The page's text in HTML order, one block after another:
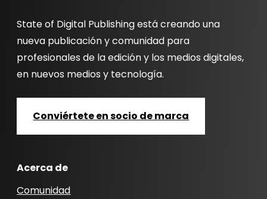
State of Digital Publishing está creando una
nueva publicación y comunidad para
profesionales de la edición y los medios digitales,
en nuevos medios y tecnología.
Conviértete en socio de marca
Acerca de
Comunidad